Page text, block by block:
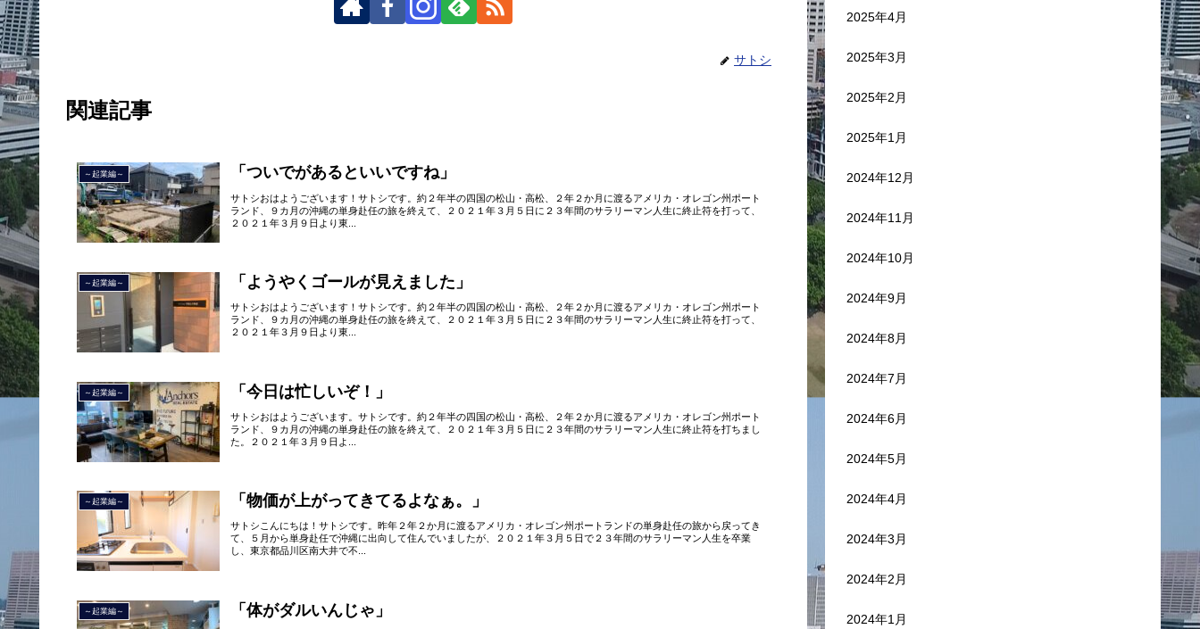
サトシ
関連記事
～起業編～ 「ついでがあるといいですね」
サトシおはようございます！サトシです。約２年半の四国の松山・高松、２年２か月に渡るアメリカ・オレゴン州ポート
ランド、９カ月の沖縄の単身赴任の旅を終えて、２０２１年３月５日に２３年間のサラリーマン人生に終止符を打って、
２０２１年３月９日より東...
～起業編～ 「ようやくゴールが見えました」
サトシおはようございます！サトシです。約２年半の四国の松山・高松、２年２か月に渡るアメリカ・オレゴン州ポート
ランド、９カ月の沖縄の単身赴任の旅を終えて、２０２１年３月５日に２３年間のサラリーマン人生に終止符を打って、
２０２１年３月９日より東...
～起業編～ 「今日は忙しいぞ！」
サトシおはようございます。サトシです。約２年半の四国の松山・高松、２年２か月に渡るアメリカ・オレゴン州ポート
ランド、９カ月の沖縄の単身赴任の旅を終えて、２０２１年３月５日に２３年間のサラリーマン人生に終止符を打ちまし
た。２０２１年３月９日よ...
～起業編～ 「物価が上がってきてるよなぁ。」
サトシこんにちは！サトシです。昨年２年２か月に渡るアメリカ・オレゴン州ポートランドの単身赴任の旅から戻ってき
て、５月から単身赴任で沖縄に出向して住んでいましたが、２０２１年３月５日で２３年間のサラリーマン人生を卒業
し、東京都品川区南大井で不...
～起業編～ 「体がダルいんじゃ」
2025年4月
2025年3月
2025年2月
2025年1月
2024年12月
2024年11月
2024年10月
2024年9月
2024年8月
2024年7月
2024年6月
2024年5月
2024年4月
2024年3月
2024年2月
2024年1月